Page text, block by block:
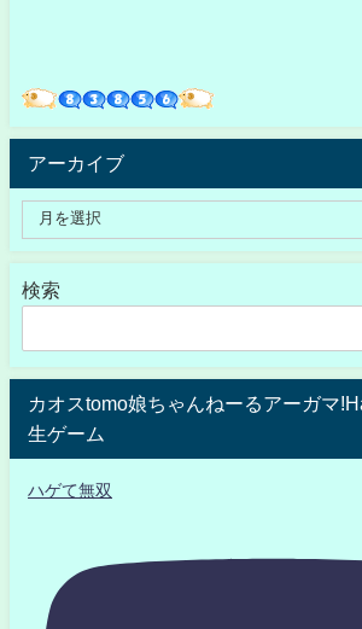
アーカイブ
検索
カオスtomo娘ちゃんねーるアーガマ
生ゲーム
ハゲて無双